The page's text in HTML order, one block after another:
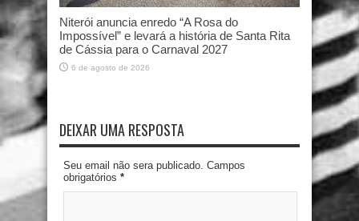
Niterói anuncia enredo “A Rosa do
Impossível” e levará a história de Santa Rita
de Cássia para o Carnaval 2027
6 de agosto de 2026
DEIXAR UMA RESPOSTA
Seu email não sera publicado. Campos
obrigatórios *